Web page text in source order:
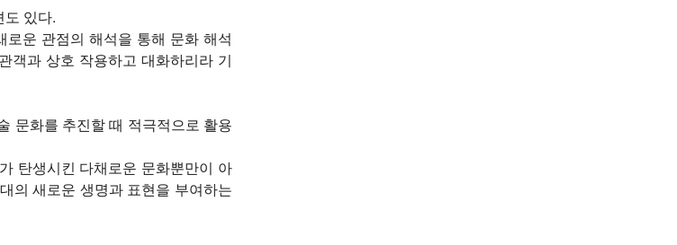
있다.
운 관점의 해석을 통해 문화 해석
객과 상호 작용하고 대화하리라 기
문화를 추진할 때 적극적으로 활용
탄생시킨 다채로운 문화뿐만이 아
의 새로운 생명과 표현을 부여하는